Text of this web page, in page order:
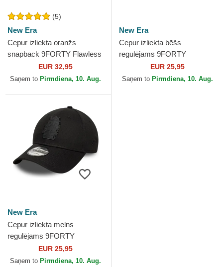
(5)
New Era
Cepur izliekta oranžs
snapback 9FORTY Flawless
no McLaren Racing Formula
1 no New Era
EUR 32,95
Saņem to Pirmdiena, 10. Aug.
New Era
Cepur izliekta bēšs
regulējams 9FORTY
Seasonal no Racing Bulls F1
Team Formula 1 no New Era
EUR 25,95
Saņem to Pirmdiena, 10. Aug.
New Era
Cepur izliekta melns
regulējams 9FORTY
Seasonal no Racing Bulls F1
Team Formula 1 no New Era
EUR 25,95
Saņem to Pirmdiena, 10. Aug.